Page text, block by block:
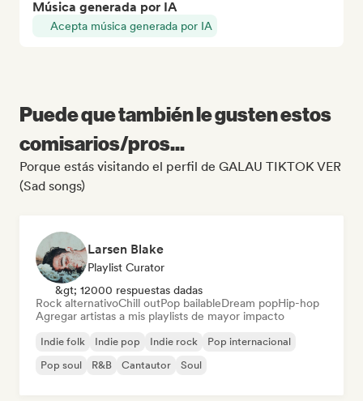
Música generada por IA
Acepta música generada por IA
Puede que también le gusten estos
comisarios/pros...
Porque estás visitando el perfil de GALAU TIKTOK VER
(Sad songs)
Larsen Blake
Playlist Curator
&gt; 12000 respuestas dadas
Rock alternativoChill outPop bailableDream popHip-hop
Agregar artistas a mis playlists de mayor impacto
Indie folk Indie pop Indie rock
Pop internacional
Pop soul
R&B Cantautor Soul